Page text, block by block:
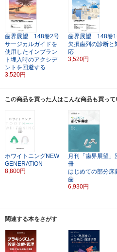
歯界展望 148巻2号
サージカルガイドを
使用したインプラン
ト埋入時のアクシデ
ントを回避する
3,520円
歯界展望 148巻1
欠損歯列の診断と
応
3,520円
この商品を買った人はこんな商品も買って
ホワイトニングNEW
GENERATION
8,800円
月刊「歯界展望」
冊
はじめての部分床
歯
6,930円
関連する本をさがす